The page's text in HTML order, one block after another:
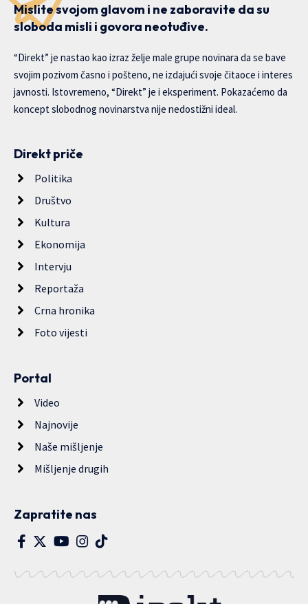
Mislite svojom glavom i ne zaboravite da su
sloboda misli i govora neotuđive.
“Direkt” je nastao kao izraz želje male grupe novinara da se bave
svojim pozivom časno i pošteno, ne izdajući svoje čitaoce i interes
javnosti. Istovremeno, “Direkt” je i eksperiment. Pokazaćemo da
koncept slobodnog novinarstva nije nedostižni ideal.
Direkt priče
Politika
Društvo
Kultura
Ekonomija
Intervju
Reportaža
Crna hronika
Foto vijesti
Portal
Video
Najnovije
Naše mišljenje
Mišljenje drugih
Zapratite nas